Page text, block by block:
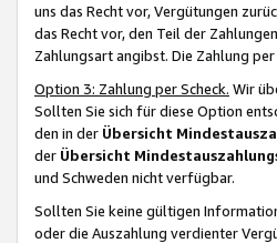
uns das Recht vor, Vergütungen
das Recht vor, den Teil der
Zahlungsart angibst. Die Zahlung
Option 3: Zahlung per Scheck. Wir
Sollten Sie sich für diese Option
den in der Übersicht
der Übersicht
und Schweden nicht verfügbar.
Sollten Sie keine gültigen
oder die Auszahlung verdienter